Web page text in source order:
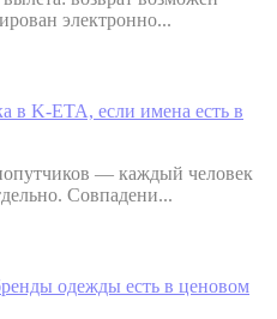
электронно...
в K-ETA, если имена есть в
— каждый человек
Совпадени...
одежды есть в ценовом